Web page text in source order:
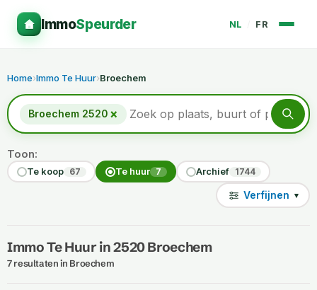
ImmoSpeurder NL FR
Home›Immo Te Huur›Broechem
Broechem 2520 ×
Toon:
Te koop 67 Te huur 7 Archief 1744
Verfijnen ▾
Immo Te Huur in 2520 Broechem
7 resultaten in Broechem